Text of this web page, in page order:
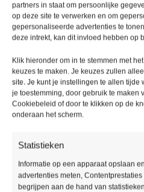
partners in staat om persoonlijke
op deze site te verwerken en om
gepersonaliseerde advertenties te
deze intrekt, kan dit invloed hebben op
Klik hieronder om in te stemmen met
keuzes te maken. Je keuzes zullen
site. Je kunt je instellingen te allen tijde
je toestemming, door gebruik te maken
Cookiebeleid of door te klikken op de
onderaan het scherm.
Statistieken
Informatie op een apparaat opslaan
advertenties meten,
begrijpen aan de hand van
slijtlaag van 0.55mm.
Handig om te weten
Houdt u rekening met 5 tot
bij de opmerkingen.
Bel voor vragen 085 – 016 38
info@picobellovloeren.nl
binnen